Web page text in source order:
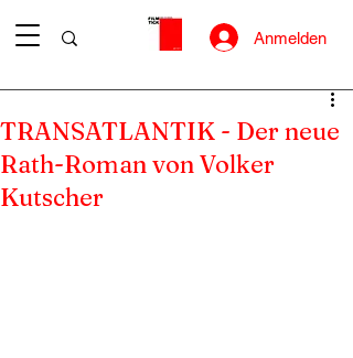
Anmelden
TRANSATLANTIK - Der neue
Rath-Roman von Volker
Kutscher